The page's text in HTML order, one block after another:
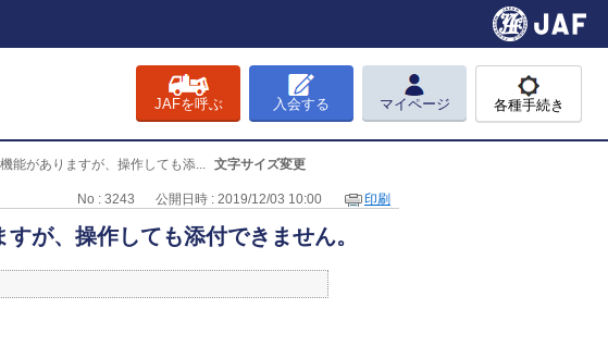
JAFを呼ぶ 入会する マイページ 各種手続き
文字サイズ変更
能がありますが、操作しても添...
No : 3243 公開日時 : 2019/12/03 10:00 印刷
が、操作しても添付できません。